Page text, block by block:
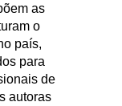
as
o
país,
para
de
autoras